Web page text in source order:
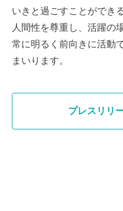
いきと過ごすことができ
人間性を尊重し、活躍の
常に明るく前向きに活動
まいります。
プレスリリ